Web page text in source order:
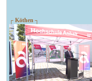
┌ Köthen ┐